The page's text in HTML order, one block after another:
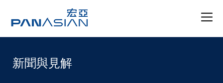
新聞與見解